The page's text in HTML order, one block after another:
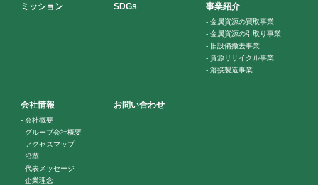
ミッション SDGs 事業紹介
-金属資源の買取事業
-金属資源の引取り事業
-
旧設備撤去事業
- 資源リサイクル事業
-溶接製造事業
会社情報
- 会社概要
- グループ会社概要
- アクセスマップ
- 沿革
- 代表メッセージ
- 企業理念
お問い合わせ